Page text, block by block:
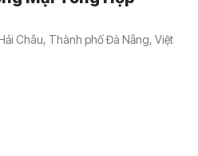
Châu, Thành phố Đà Nẵng, Việt